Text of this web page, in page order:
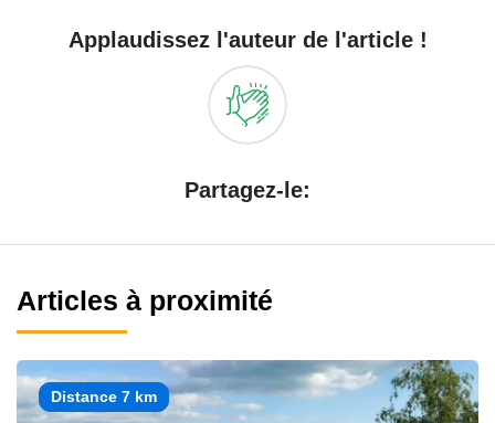
Applaudissez l'auteur de l'article !
Partagez-le:
Articles à proximité
Distance 7 km